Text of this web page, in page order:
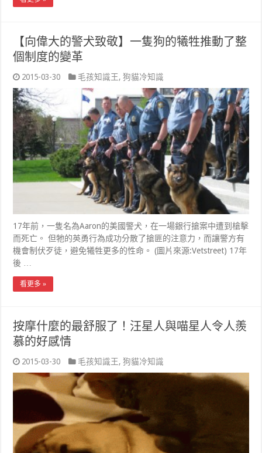
【向偉大的警犬致敬】一隻狗的犧牲推動了整
個制度的變革
2015-03-30 毛孩知識王,狗貓冷知識
17年前，一隻名為Aaron的美國警犬，在一場銀行搶案中遭到槍擊
而死亡。 但牠的英勇行為成功分散了搶匪的注意力，而讓警方有
機會制伏歹徒，避免犧牲更多的性命。 (圖片來源:Vetstreet) 17年
後 …
看更多 »
按摩什麼的最舒服了！汪星人與喵星人令人羨
慕的好感情
2015-03-30 毛孩知識王,狗貓冷知識